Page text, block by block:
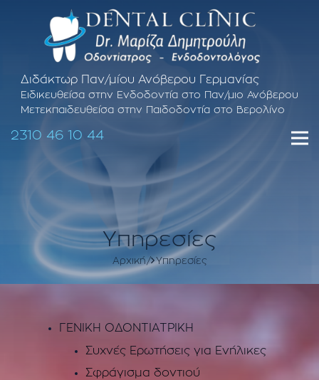
Διδάκτωρ Παν/μίου Ανόβερου Γερμανίας
Ειδικευθείσα στην Ενδοδοντία στο Παν/μιο Ανόβερου
Μετεκπαιδευθείσα στην Παιδοδοντία στο Βερολίνο
2310 46 10 44
Υπηρεσίες
Αρχική Υπηρεσίες
ΓΕΝΙΚΗ ΟΔΟΝΤΙΑΤΡΙΚΗ
Συχνές Ερωτήσεις για Ενήλικες
Σφράγισμα δοντιού